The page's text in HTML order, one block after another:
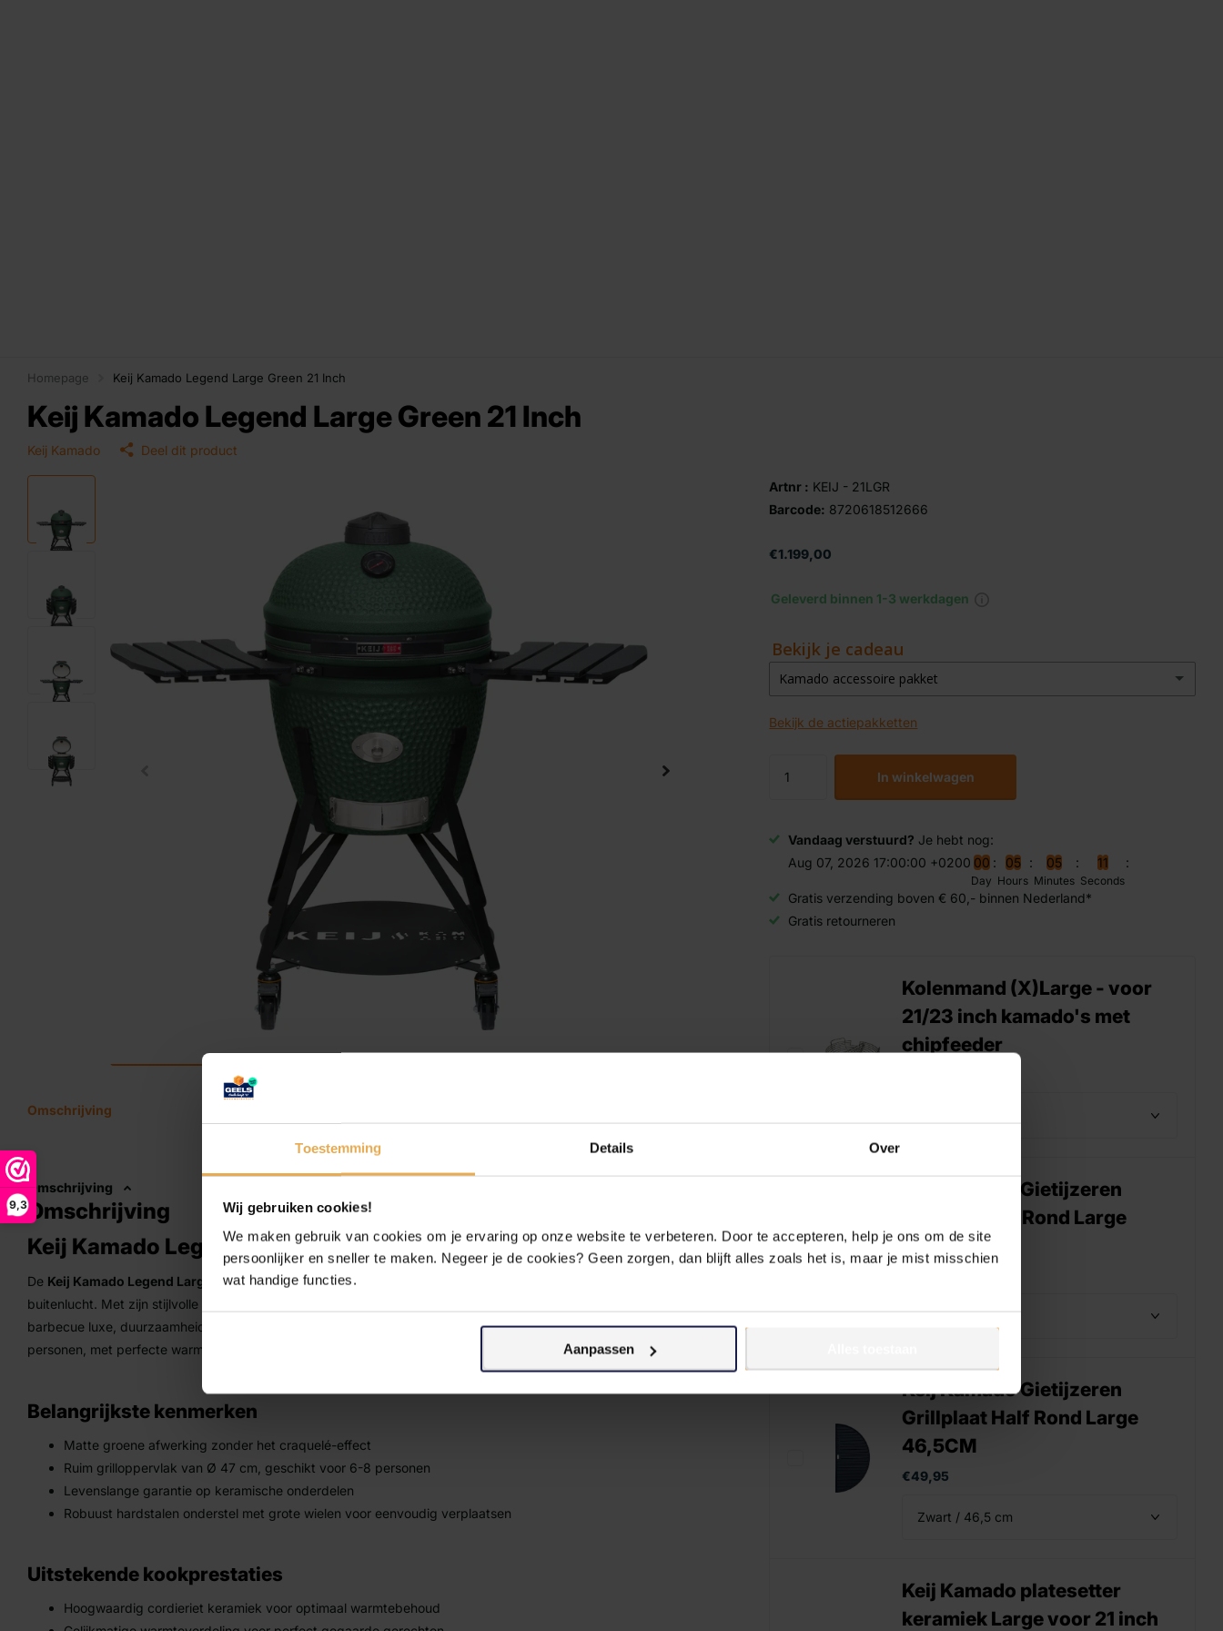
Toestemming Details Over
Wij gebruiken cookies!
We maken gebruik van cookies om je ervaring op onze website te verbeteren. Door te accepteren, help je ons om de site
persoonlijker en sneller te maken. Negeer je de cookies? Geen zorgen, dan blijft alles zoals het is, maar je mist misschien
wat handige functies.
Aanpassen
9,3
Homepage Keij Kamado Legend Large Green 21 Inch
Keij Kamado Legend Large Green 21 Inch
Keij Kamado Deel dit product
Omschrijving
Omschrijving
Omschrijving
Keij Kamado Legend Large 21 Inch – Mat Groen
De Keij Kamado Legend Large Mat Groenis de perfecte keuze voor iedereen die houdt van koken in de
buitenlucht. Met zijn stijlvolle matte groene afwerking en ruime grilloppervlak van Ø 47 cm biedt deze kamado
barbecue luxe, duurzaamheid en gebruiksgemak. Ideaal om heerlijke maaltijden te bereiden voor 6 tot 8
personen, met perfecte warmteverdeling en veelzijdige kookmogelijkheden.
Belangrijkste kenmerken
Matte groene afwerking zonder het craquelé-effect
Ruim grilloppervlak van Ø 47 cm, geschikt voor 6-8 personen
Levenslange garantie op keramische onderdelen
Robuust hardstalen onderstel met grote wielen voor eenvoudig verplaatsen
Uitstekende kookprestaties
Hoogwaardig cordieriet keramiek voor optimaal warmtebehoud
Artnr : KEIJ - 21LGR
Barcode: 8720618512666
€1.199,00
Geleverd binnen 1-3 werkdagen
Bekijk je cadeau
Kamado accessoire pakket
BBQ borstel
1x Rookhout chips
2x BBQ saus
Pizzasteen compact 29,5 cm
Set van 4 rookplankjes
Bekijk de actiepakketten
In winkelwagen
Vandaag verstuurd? Je hebt nog:
Aug 07, 2026 17:00:00 +0200 00
Day
05
Hours
05
Minutes
10
Seconds
Gratis verzending boven € 60,- binnen Nederland*
Gratis retourneren
Kolenmand (X)Large - voor
21/23 inch kamado's met
chipfeeder
Keij Kamado Gietijzeren
Rooster Half Rond Large
46,5CM
Keij Kamado Gietijzeren
Grillplaat Half Rond Large
46,5CM
€49,95
Keij Kamado platesetter
keramiek Large voor 21 inch